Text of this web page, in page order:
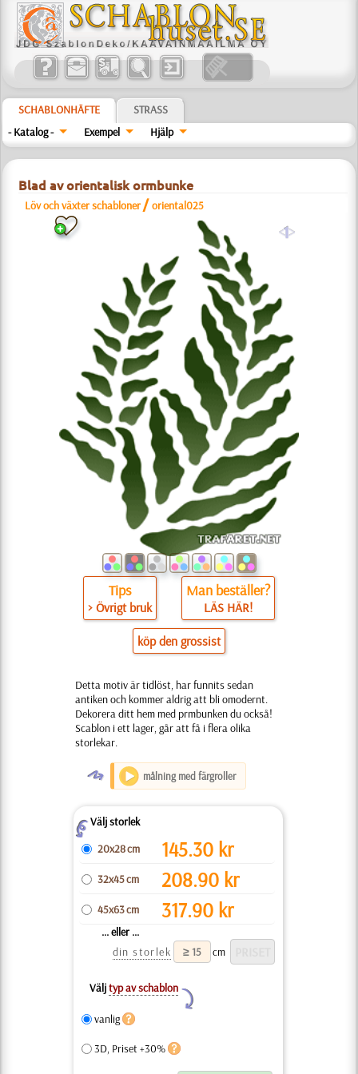
SCHABLONHÄFTE
STRASS
- Katalog -
Exempel Hjälp
Blad av orientalisk ormbunke
Löv och växter schabloner /oriental025
a
Tips
> Övrigt bruk
Man beställer?
LÄS HÄR!
köp den grossist
Detta motiv är tidlöst, har funnits sedan
antiken och kommer aldrig att bli omodernt.
Dekorera ditt hem med prmbunken du också!
Scablon i ett lager, går att få i flera olika
storlekar.
O målning med färgroller
ZVälj storlek
20x28 cm
145.30 kr
32x45 cm 208.90 kr
45x63 cm 317.90 kr
... eller ...
din storlek
cm
Väljtyp av schablon
Y
vanlig
3D, Priset +30%